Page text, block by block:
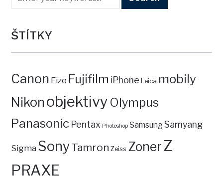
ŠTÍTKY
Canon Eizo Fujifilm iPhone Leica mobily
Nikon objektivy Olympus
Panasonic Pentax Photoshop SamsungSamyang
Sigma SonyTamron Zeiss ZonerZ
PRAXE